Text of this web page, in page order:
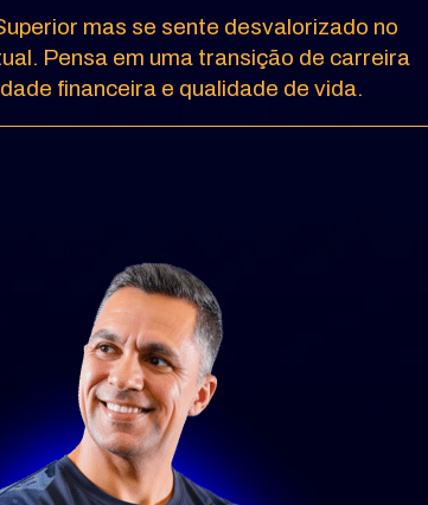
mas se sente desvalorizado no
Pensa em uma transição de carreira
financeira e qualidade de vida.